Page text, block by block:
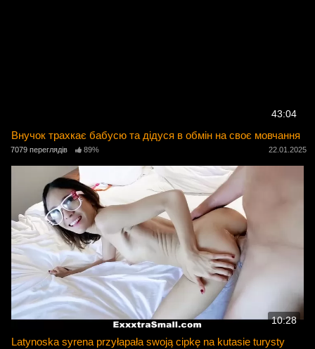
43:04
Внучок трахкає бабусю та дідуся в обмін на своє мовчання
7079 переглядів 89% 22.01.2025
10:28
Latynoska syrena przyłapała swoją cipkę na kutasie turysty